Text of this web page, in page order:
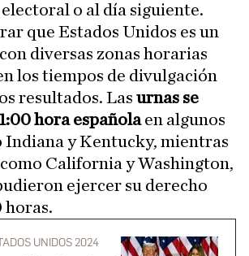
o al día siguiente.
que Estados Unidos es un
diversas zonas horarias
los tiempos de divulgación
resultados. Las urnas se
hora españolaen algunos
Indiana y Kentucky, mientras
California y Washington,
ejercer su derecho
horas.
UNIDOS 2024